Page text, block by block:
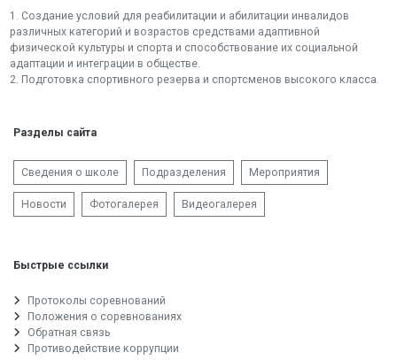
1. Создание условий для реабилитации и абилитации инвалидов
различных категорий и возрастов средствами адаптивной
физической культуры и спорта и способствование их социальной
адаптации и интеграции в обществе.
2. Подготовка спортивного резерва и спортсменов высокого класса.
Разделы сайта
Сведения о школе Подразделения Мероприятия
Новости Фотогалерея Видеогалерея
Быстрые ссылки
Протоколы соревнований
Положения о соревнованиях
Обратная связь
Противодействие коррупции